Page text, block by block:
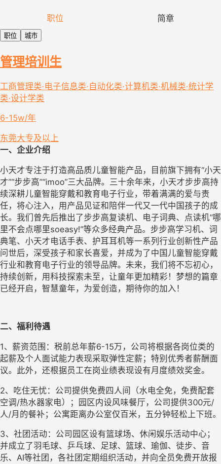
职位 简章
职位 城市
管理培训生
工商管理类·电子信息类·自动化类·计算机类·机械类·统计学
类·设计学类
6-15w/年
东莞大专及以上
一、企业介绍
小天才专注于打造高品质儿童智能产品，目前旗下拥有“小天
才”“步步高”“imoo”三大品牌。三十余年来，小天才步步高持
续深耕儿童智能穿戴和教育电子行业，带着满满的爱与责
任，将心注入，用产品见证和陪伴一代又一代中国孩子的成
长。我们曾先后推出了步步高复读机、电子词典、点读机“哪
里不会点哪里soeasy!”等众多经典产品。步步高学习机、词
典笔、小天才电话手表、护耳耳机等一系列行业创新性产品
问世后，深受孩子和家长喜爱，并成为了中国儿童智能穿戴
行业和教育电子行业的领导品牌。未来，我们将不忘初心，
持续创新，用科技探索未至，让童年更加精彩！梦想的篇章
已经开启，智慧童年，为爱创造，期待你的加入！
二、福利待遇
1、薪资范围：税前总年薪6-15万，公司将根据各岗位类的
起薪及个人面试能力表现采取弹性定薪；特别优秀者薪酬面
议。此外，还根据员工在岗业绩表现设有月度绩效奖金。
2、吃住无忧：公司提供免费四人间（水电全免，免费配套
空调/热水器家电）；园区内设风味餐厅，公司提供300元/
人/月的餐补；公寓距离办公室仅百米，五分钟轻松上下班。
3、社团活动：公司园区设有篮球场、休闲娱乐活动中心；
并成立了羽毛球、乒乓球、足球、篮球、瑜伽、徒步、音
乐、AI等社团，各社团定期组织活动，并向全员免费开放报